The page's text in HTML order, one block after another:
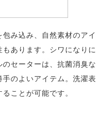
み込み、自然素材のアイ
あります。シワになりに
セーターは、抗菌消臭な
のよいアイテム。洗濯表
ことが可能です。